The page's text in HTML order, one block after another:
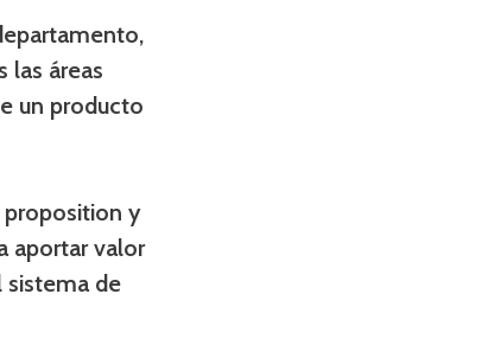
las áreas
un producto
proposition y
aportar valor
sistema de